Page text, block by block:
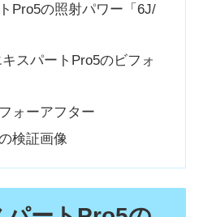
Pro5の照射パワー「6J/
スパートPro5のビフォ
ォーアフター
検証画像